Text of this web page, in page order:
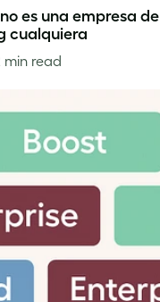
es una empresa de
cualquiera
min read